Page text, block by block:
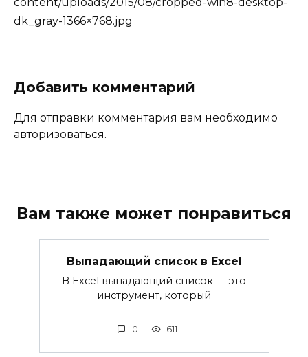
dk_gray-1366×768.jpg
Добавить комментарий
Для отправки комментария вам необходимо
авторизоваться.
Вам также может понравиться
Выпадающий список в Excel
В Excel выпадающий список — это
инструмент, который
0 611